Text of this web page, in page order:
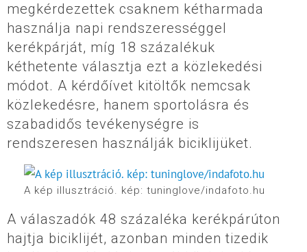
megkérdezettek csaknem kétharmada
használja napi rendszerességgel
kerékpárját, míg 18 százalékuk
kéthetente választja ezt a közlekedési
módot. A kérdőívet kitöltők nemcsak
közlekedésre, hanem sportolásra és
szabadidős tevékenységre is
rendszeresen használják biciklijüket.
A kép illusztráció. kép: tuninglove/indafoto.hu
A válaszadók 48 százaléka kerékpárúton
hajtja biciklijét, azonban minden tizedik